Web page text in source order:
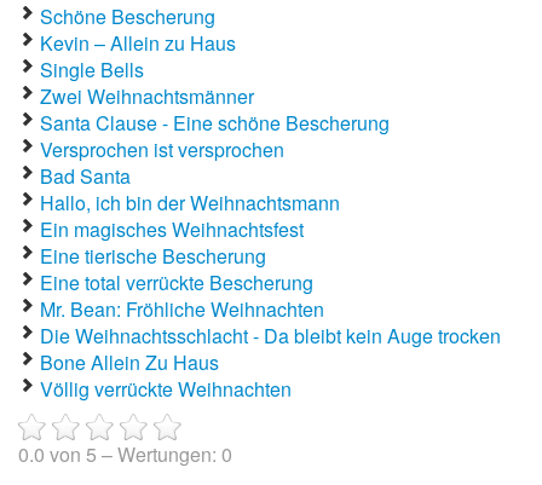
Schöne Bescherung
Kevin – Allein zu Haus
Single Bells
Zwei Weihnachtsmänner
Santa Clause - Eine schöne Bescherung
Versprochen ist versprochen
Bad Santa
Hallo, ich bin der Weihnachtsmann
Ein magisches Weihnachtsfest
Eine tierische Bescherung
Eine total verrückte Bescherung
Mr. Bean: Fröhliche Weihnachten
Die Weihnachtsschlacht - Da bleibt kein Auge trocken
Bone Allein Zu Haus
Völlig verrückte Weihnachten
0.0 von 5 – Wertungen: 0